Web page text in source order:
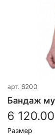
арт. 6200
Бандаж
6
Размер